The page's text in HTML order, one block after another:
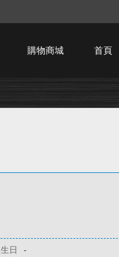
購物商城 首頁
生日 -